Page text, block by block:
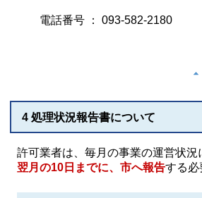
電話番号 ： 093-582-2180
4 処理状況報告書について
許可業者は、毎月の事業の運営状況
翌月の10日までに、市へ報告する必